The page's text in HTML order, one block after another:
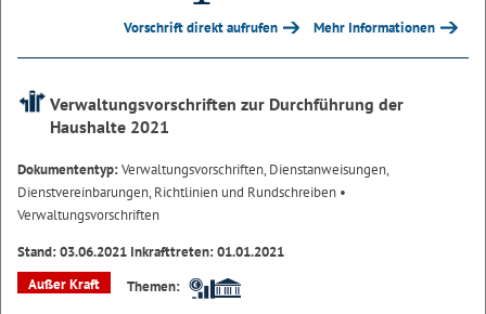
Vorschrift direkt aufrufen Mehr Informationen
Verwaltungsvorschriften zur Durchführung der
Haushalte 2021
Dokumententyp:Verwaltungsvorschriften, Dienstanweisungen,
Dienstvereinbarungen, Richtlinien und Rundschreiben •
Verwaltungsvorschriften
Stand: 03.06.2021 Inkrafttreten: 01.01.2021
Außer Kraft
Themen: